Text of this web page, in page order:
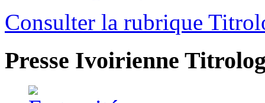
Consulter la rubrique
Presse Ivoirienne